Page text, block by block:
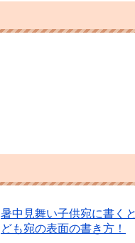
暑中見舞い子供宛に書く
ども宛の表面の書き方！